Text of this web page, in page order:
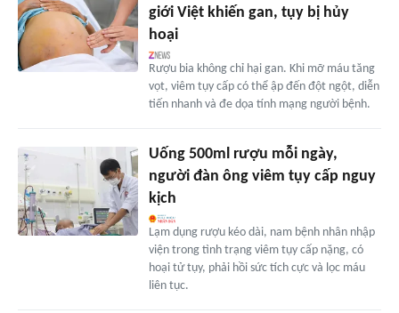
giới Việt khiến gan, tụy bị hủy
hoại
Rượu bia không chỉ hại gan. Khi mỡ máu tăng
vọt, viêm tụy cấp có thể ập đến đột ngột, diễn
tiến nhanh và đe dọa tính mạng người bệnh.
Uống 500ml rượu mỗi ngày,
người đàn ông viêm tụy cấp nguy
kịch
Lạm dụng rượu kéo dài, nam bệnh nhân nhập
viện trong tình trạng viêm tụy cấp nặng, có
hoại tử tụy, phải hồi sức tích cực và lọc máu
liên tục.